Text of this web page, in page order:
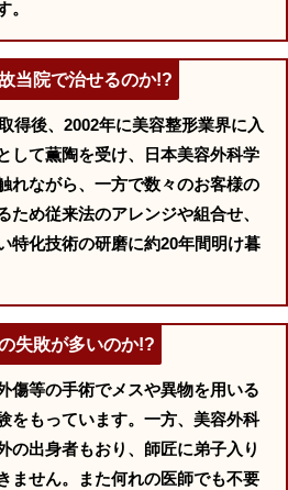
。
当院で治せるのか!?
得後、2002年に美容整形業界に入
して薫陶を受け、日本美容外科学
れながら、一方で数々のお客様の
ため従来法のアレンジや組合せ、
特化技術の研磨に約20年間明け暮
失敗が多いのか!?
傷等の手術でメスや異物を用いる
をもっています。一方、美容外科
の出身者もおり、師匠に弟子入り
ません。また何れの医師でも不要